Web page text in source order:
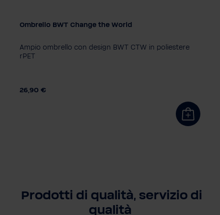
Ombrello BWT Change the World
Ampio ombrello con design BWT CTW in poliestere
rPET
26,90 €
Prodotti di qualità, servizio di
qualità